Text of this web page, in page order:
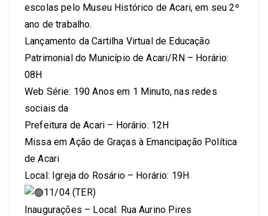
escolas pelo Museu Histórico de Acari, em seu 2º
ano de trabalho.
Lançamento da Cartilha Virtual de Educação
Patrimonial do Município de Acari/RN – Horário:
08H
Web Série: 190 Anos em 1 Minuto, nas redes
sociais da
Prefeitura de Acari – Horário: 12H
Missa em Ação de Graças à Emancipação Política
de Acari
Local: Igreja do Rosário – Horário: 19H
11/04 (TER)
Inaugurações – Local: Rua Aurino Pires